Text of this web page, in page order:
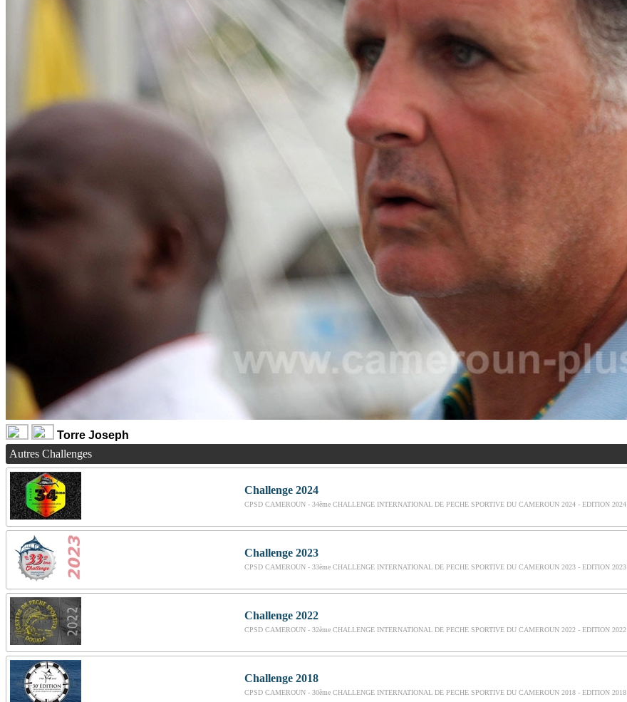
Torre Joseph
Autres Challenges
Challenge 2024
CPSD CAMEROUN - 34ème CHALLENGE INTERNATIONAL DE PECHE SPORTIVE DU CAMEROUN 2024 - EDITION 2024
Challenge 2023
CPSD CAMEROUN - 33ème CHALLENGE INTERNATIONAL DE PECHE SPORTIVE DU CAMEROUN 2023 - EDITION 2023
Challenge 2022
CPSD CAMEROUN - 32ème CHALLENGE INTERNATIONAL DE PECHE SPORTIVE DU CAMEROUN 2022 - EDITION 2022
Challenge 2018
CPSD CAMEROUN - 30ème CHALLENGE INTERNATIONAL DE PECHE SPORTIVE DU CAMEROUN 2018 - EDITION 2018